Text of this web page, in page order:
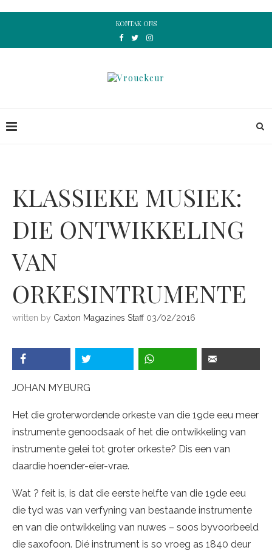
KONTAK ONS
KLASSIEKE MUSIEK:
DIE ONTWIKKELING
VAN
ORKESINTRUMENTE
written by Caxton Magazines Staff 03/02/2016
JOHAN MYBURG
Het die groterwordende orkeste van die 19de eeu meer
instrumente genoodsaak of het die ontwikkeling van
instrumente gelei tot groter orkeste? Dis een van
daardie hoender-eier-vrae.
Wat ? feit is, is dat die eerste helfte van die 19de eeu
die tyd was van verfyning van bestaande instrumente
en van die ontwikkeling van nuwes – soos byvoorbeeld
die saxofoon. Dié instrument is so vroeg as 1840 deur